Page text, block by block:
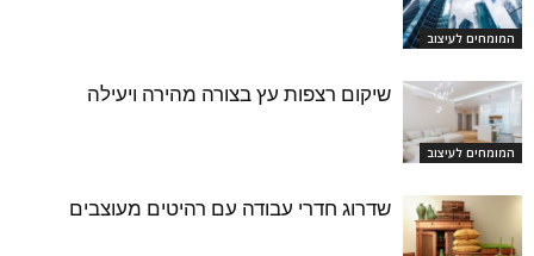
המומחים לעיצוב
המומחים לעיצוב
שיקום רצפות עץ בצורה מהירה ויעילה
שדרוג חדרי עבודה עם רהיטים מעוצבים